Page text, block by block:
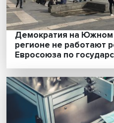
Лев Сокольщик:
Россией и Китаем
нынешнего